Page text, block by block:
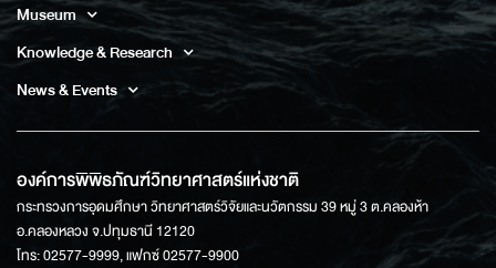
Museum
Knowledge & Research
News & Events
องค์การพิพิธภัณฑ์วิทยาศาสตร์แห่งชาติ
กระทรวงการอุดมศึกษา วิทยาศาสตร์วิจัยและนวัตกรรม 39 หมู่ 3 ต.คลองห้า
อ.คลองหลวง จ.ปทุมธานี 12120
โทร: 02577-9999, แฟกซ์ 02577-9900